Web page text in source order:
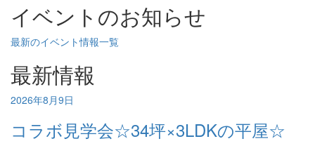
イベントのお知らせ
最新のイベント情報一覧
最新情報
2026年8月9日
コラボ見学会☆34坪×3LDKの平屋☆